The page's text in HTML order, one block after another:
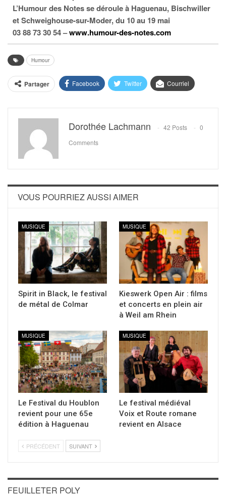
L’Humour des Notes se déroule à Haguenau, Bischwiller
et Schweighouse-sur-Moder, du 10 au 19 mai
03 88 73 30 54 –www.humour-des-notes.com
Humour
Partager Facebook Twitter Courriel
Dorothée Lachmann 42 Posts
0
Comments
VOUS POURRIEZ AUSSI AIMER
MUSIQUE
Spirit in Black, le festival
de métal de Colmar
MUSIQUE
Kieswerk Open Air : films
et concerts en plein air
à Weil am Rhein
MUSIQUE
Le Festival du Houblon
revient pour une 65e
édition à Haguenau
MUSIQUE
Le festival médiéval
Voix et Route romane
revient en Alsace
PRÉCÉDENT SUIVANT
FEUILLETER POLY